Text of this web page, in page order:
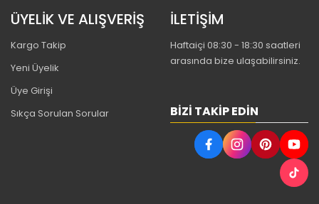
ÜYELİK VE ALIŞVERİŞ
Kargo Takip
Yeni Üyelik
Üye Girişi
Sıkça Sorulan Sorular
İLETİŞİM
Haftaiçi 08:30 - 18:30 saatleri
arasında bize ulaşabilirsiniz.
BIZI TAKIP EDIN